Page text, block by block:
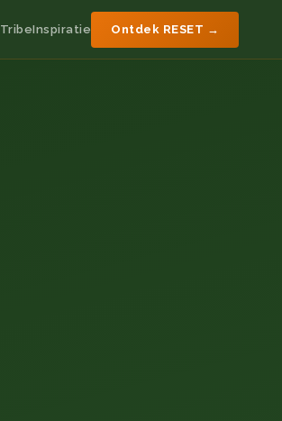
TribeInspiratie Ontdek RESET →